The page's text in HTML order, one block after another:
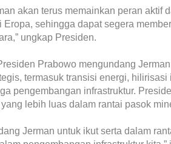
akan terus memainkan peran aktif
sehingga dapat segera
ungkap Presiden.
Prabowo mengundang
termasuk transisi energi,
pengembangan infrastruktur.
lebih luas dalam rantai pasok
Jerman untuk ikut serta dalam